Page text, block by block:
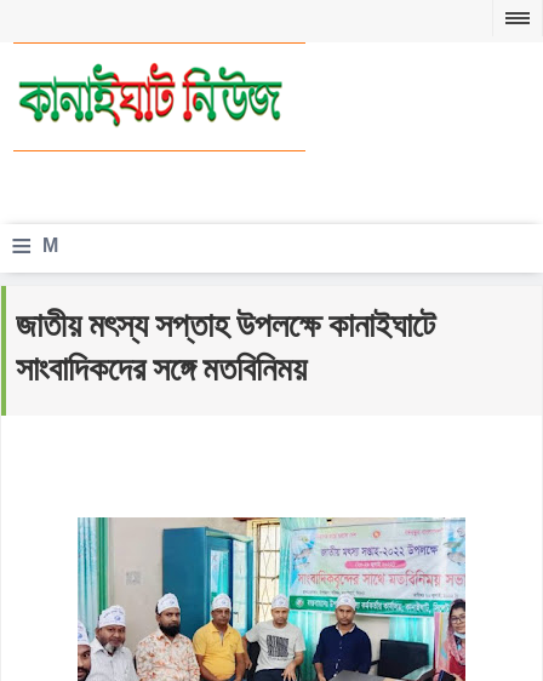
≡ M
n
u
জাতীয় মৎস্য সপ্তাহ উপলক্ষে কানাইঘাটে
সাংবাদিকদের সঙ্গে মতবিনিময়